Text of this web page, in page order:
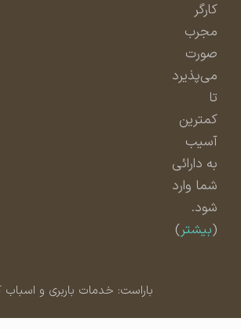
مجرب
صورت
می‌پذیرد
کمترین
آسیب
به دارائی
شما وارد
شود.
بیشتر)
باراست: خدمات باربری و اسباب کشی